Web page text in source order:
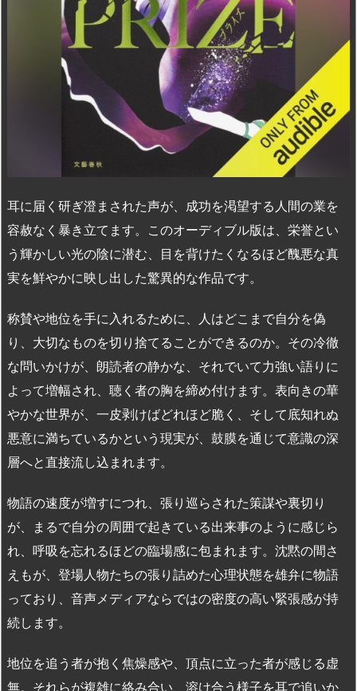
耳に届く研ぎ澄まされた声が、成功を渇望する人間の業を
容赦なく暴き立てます。このオーディブル版は、栄誉とい
う輝かしい光の陰に潜む、目を背けたくなるほど醜悪な真
実を鮮やかに映し出した驚異的な作品です。
称賛や地位を手に入れるために、人はどこまで自分を偽
り、大切なものを切り捨てることができるのか。その冷徹
な問いかけが、朗読者の静かな、それでいて力強い語りに
よって増幅され、聴く者の胸を締め付けます。表向きの華
やかな世界が、一皮剥けばどれほど脆く、そして底知れぬ
悪意に満ちているかという現実が、鼓膜を通じて意識の深
層へと直接流し込まれます。
物語の速度が増すにつれ、張り巡らされた策謀や裏切り
が、まるで自分の周囲で起きている出来事のように感じら
れ、呼吸を忘れるほどの臨場感に包まれます。沈黙の間さ
えもが、登場人物たちの張り詰めた心理状態を雄弁に物語
っており、音声メディアならではの密度の高い緊張感が持
続します。
地位を追う者が抱く焦燥感や、頂点に立った者が感じる虚
無。それらが複雑に絡み合い、溶け合う様子を耳で追いか